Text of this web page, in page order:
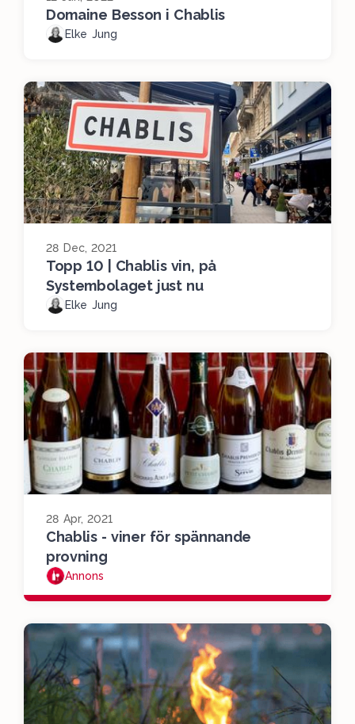
Domaine Besson i Chablis
Elke Jung
28 Dec, 2021
Topp 10 | Chablis vin, på
Systembolaget just nu
Elke Jung
28 Apr, 2021
Chablis - viner för spännande
provning
Annons